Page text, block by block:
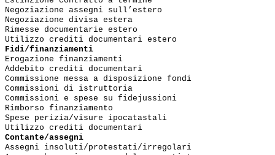
Negoziazione assegni sull’estero
Negoziazione divisa estera
Rimesse documentarie estero
Utilizzo crediti documentari estero
Fidi/finanziamenti
Erogazione finanziamenti
Addebito crediti documentari
Commissione messa a disposizione fondi
Commissioni di istruttoria
Commissioni e spese su fidejussioni
Rimborso finanziamento
Spese perizia/visure ipocatastali
Utilizzo crediti documentari
Contante/assegni
Assegni insoluti/protestati/irregolari